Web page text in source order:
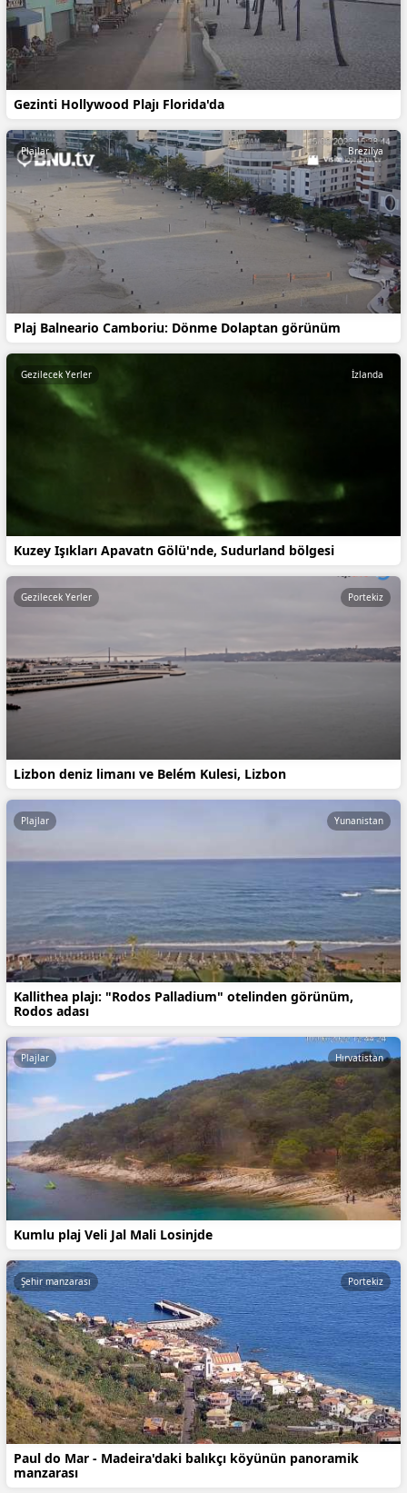
Gezinti Hollywood Plajı Florida'da
Plaj Balneario Camboriu: Dönme Dolaptan görünüm
Plajlar Brezilya
Kuzey Işıkları Apavatn Gölü'nde, Sudurland bölgesi
Gezilecek Yerler İzlanda
Lizbon deniz limanı ve Belém Kulesi, Lizbon
Gezilecek Yerler Portekiz
Kallithea plajı: "Rodos Palladium" otelinden görünüm,
Rodos adası
Plajlar Yunanistan
Kumlu plaj Veli Jal Mali Losinjde
Plajlar Hırvatistan
Paul do Mar - Madeira'daki balıkçı köyünün panoramik
manzarası
Şehir manzarası Portekiz